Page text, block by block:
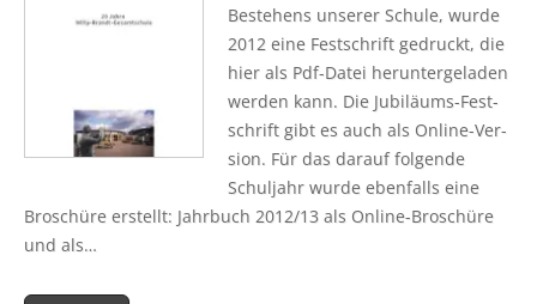
Bestehens unse­rer Schu­le, wur­de
2012 eine Fest­schrift gedruckt, die
hier als Pdf-Datei her­un­ter­ge­la­den
wer­den kann. Die Jubi­lä­ums-Fes­t­­
schrift gibt es auch als Online-Ver­­­
si­on. Für das dar­auf fol­gen­de
Schul­jahr wur­de eben­falls eine
Bro­schü­re erstellt: Jahr­buch 2012/13 als Online-Bro­­schü­­re
und als…